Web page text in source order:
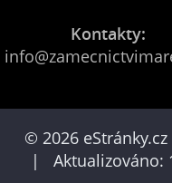
Kontakty:
© 2026 eStránky.cz
|
Aktualizováno: